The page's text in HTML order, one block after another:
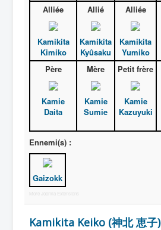
Catégorie
Activité
Motif
Alliée
Kamikita
Kimiko
Allié
Kamikita
Kyûsaku
Alliée
Kamikita
Yumiko
Père
Kamie
Daita
Mère
Kamie
Sumie
Petit frère
Kamie
Kazuyuki
Ennemi(s) :
Gaizokk
More Joomla Extensions
Kamikita Keiko (神北 恵子)